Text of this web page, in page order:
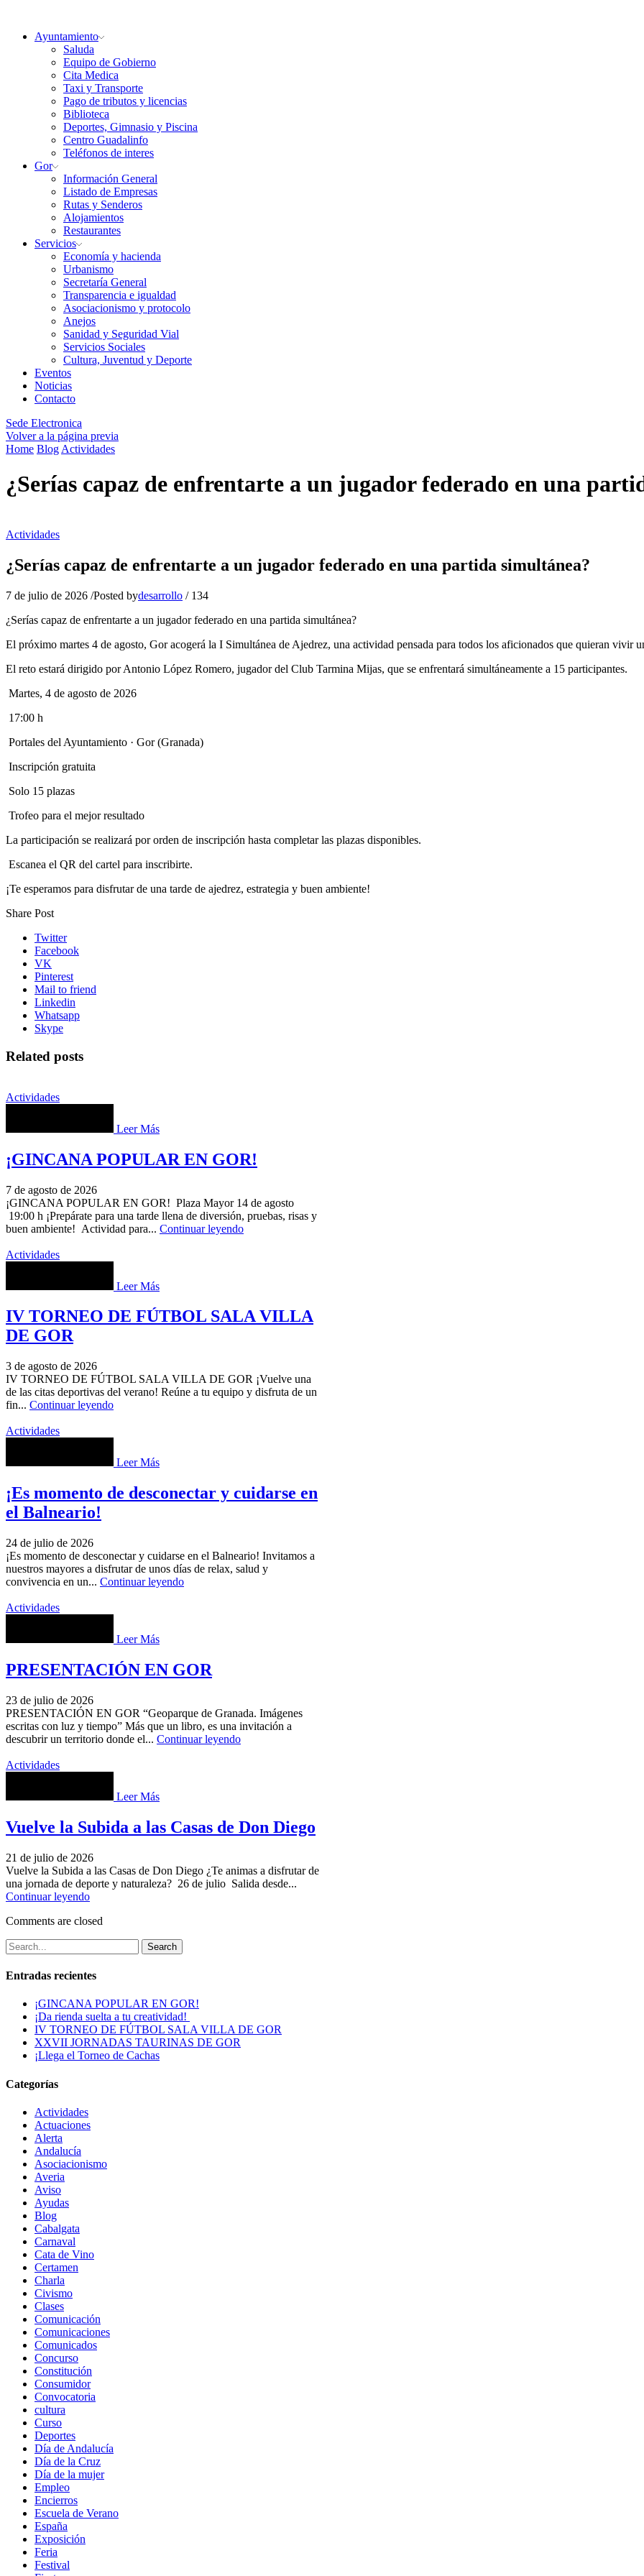
Ayuntamiento
Saluda
Equipo de Gobierno
Cita Medica
Taxi y Transporte
Pago de tributos y licencias
Biblioteca
Deportes, Gimnasio y Piscina
Centro Guadalinfo
Teléfonos de interes
Gor
Información General
Listado de Empresas
Rutas y Senderos
Alojamientos
Restaurantes
Servicios
Economía y hacienda
Urbanismo
Secretaría General
Transparencia e igualdad
Asociacionismo y protocolo
Anejos
Sanidad y Seguridad Vial
Servicios Sociales
Cultura, Juventud y Deporte
Eventos
Noticias
Contacto
Sede Electronica
Volver a la página previa
Home Blog Actividades
¿Serías capaz de enfrentarte a un jugador federado en una
Actividades
¿Serías capaz de enfrentarte a un jugador federado en una partida simultánea?
7 de julio de 2026 /Posted bydesarrollo / 134
¿Serías capaz de enfrentarte a un jugador federado en una partida simultánea?
El próximo martes 4 de agosto, Gor acogerá la I Simultánea de Ajedrez, una actividad pensada para todos los aficionados que quieran vivir
El reto estará dirigido por Antonio López Romero, jugador del Club Tarmina Mijas, que se enfrentará simultáneamente a 15 participantes.
Martes, 4 de agosto de 2026
17:00 h
Portales del Ayuntamiento · Gor (Granada)
Inscripción gratuita
Solo 15 plazas
Trofeo para el mejor resultado
La participación se realizará por orden de inscripción hasta completar las plazas disponibles.
Escanea el QR del cartel para inscribirte.
¡Te esperamos para disfrutar de una tarde de ajedrez, estrategia y buen ambiente!
Share Post
Twitter
Facebook
VK
Pinterest
Mail to friend
Linkedin
Whatsapp
Skype
Related posts
Actividades
Leer Más
¡GINCANA POPULAR EN GOR!
7 de agosto de 2026
¡GINCANA POPULAR EN GOR! Plaza Mayor 14 de agosto
19:00 h ¡Prepárate para una tarde llena de diversión, pruebas, risas y
buen ambiente! Actividad para... Continuar leyendo
Actividades
Leer Más
IV TORNEO DE FÚTBOL SALA VILLA
DE GOR
3 de agosto de 2026
IV TORNEO DE FÚTBOL SALA VILLA DE GOR ¡Vuelve una
de las citas deportivas del verano! Reúne a tu equipo y disfruta de un
fin... Continuar leyendo
Actividades
Leer Más
¡Es momento de desconectar y cuidarse en
el Balneario!
24 de julio de 2026
¡Es momento de desconectar y cuidarse en el Balneario! Invitamos a
nuestros mayores a disfrutar de unos días de relax, salud y
convivencia en un... Continuar leyendo
Actividades
Leer Más
PRESENTACIÓN EN GOR
23 de julio de 2026
PRESENTACIÓN EN GOR “Geoparque de Granada. Imágenes
escritas con luz y tiempo” Más que un libro, es una invitación a
descubrir un territorio donde el... Continuar leyendo
Actividades
Leer Más
Vuelve la Subida a las Casas de Don Diego
21 de julio de 2026
Vuelve la Subida a las Casas de Don Diego ¿Te animas a disfrutar de
una jornada de deporte y naturaleza? 26 de julio Salida desde...
Continuar leyendo
Comments are closed
Search
Entradas recientes
¡GINCANA POPULAR EN GOR!
¡Da rienda suelta a tu creatividad!
IV TORNEO DE FÚTBOL SALA VILLA DE GOR
XXVII JORNADAS TAURINAS DE GOR
¡Llega el Torneo de Cachas
Categorías
Actividades
Actuaciones
Alerta
Andalucía
Asociacionismo
Averia
Aviso
Ayudas
Blog
Cabalgata
Carnaval
Cata de Vino
Certamen
Charla
Civismo
Clases
Comunicación
Comunicaciones
Comunicados
Concurso
Constitución
Consumidor
Convocatoria
cultura
Curso
Deportes
Día de Andalucía
Día de la Cruz
Día de la mujer
Empleo
Encierros
Escuela de Verano
España
Exposición
Feria
Festival